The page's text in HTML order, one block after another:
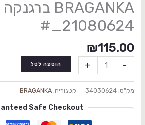
BRAGANKA ברגנקה
21080624_#
₪115.00
-
+ הוספה לסל
מק"ט: 34030624 קטגוריה: BRAGANKA
Safe Checkout